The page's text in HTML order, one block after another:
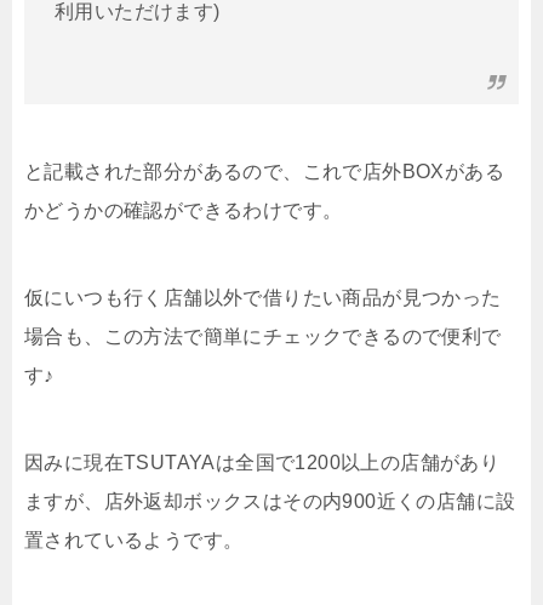
利用いただけます)
と記載された部分があるので、これで店外BOXがある
かどうかの確認ができるわけです。
仮にいつも行く店舗以外で借りたい商品が見つかった
場合も、この方法で簡単にチェックできるので便利で
す♪
因みに現在TSUTAYAは全国で1200以上の店舗があり
ますが、店外返却ボックスはその内900近くの店舗に設
置されているようです。